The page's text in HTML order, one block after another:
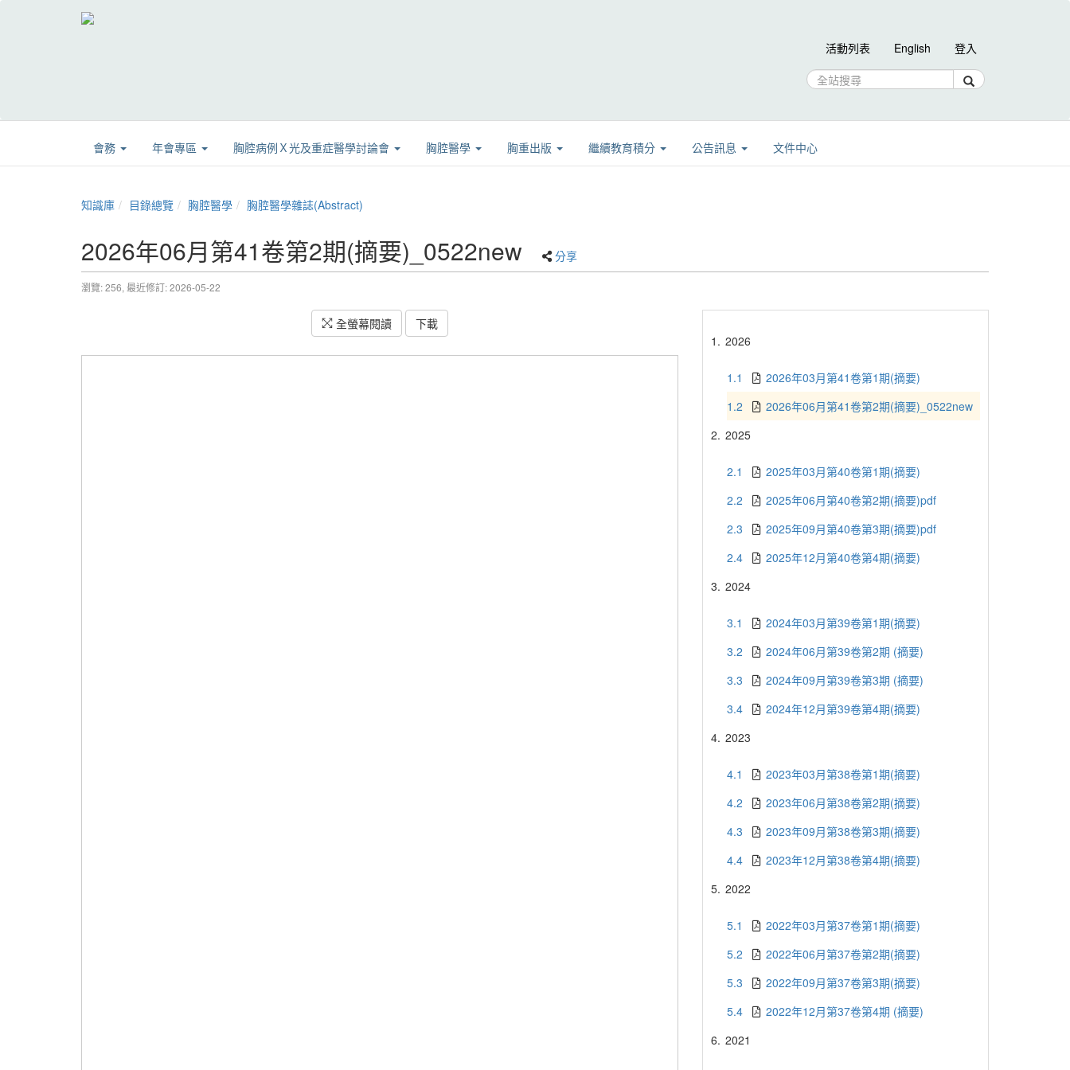
活動列表 English 登入
會務 年會專區 胸腔病例Ｘ光及重症醫學討論會 胸腔醫學 胸重出版 繼續教育積分 公告訊息 文件中心
知識庫 目錄總覽 胸腔醫學 胸腔醫學雜誌(Abstract)
2026年06月第41卷第2期(摘要)_0522new 分享
瀏覽: 256, 最近修訂: 2026-05-22
全螢幕閱讀 下載
1. 2026
1.1
2026年03月第41卷第1期(摘要)
1.2
2026年06月第41卷第2期(摘要)_0522new
2. 2025
2.1
2025年03月第40卷第1期(摘要)
2.2
2025年06月第40卷第2期(摘要)pdf
2.3
2025年09月第40卷第3期(摘要)pdf
2.4
2025年12月第40卷第4期(摘要)
3. 2024
3.1
2024年03月第39卷第1期(摘要)
3.2
2024年06月第39卷第2期 (摘要)
3.3
2024年09月第39卷第3期 (摘要)
3.4
2024年12月第39卷第4期(摘要)
4. 2023
4.1
2023年03月第38卷第1期(摘要)
4.2
2023年06月第38卷第2期(摘要)
4.3
2023年09月第38卷第3期(摘要)
4.4
2023年12月第38卷第4期(摘要)
5. 2022
5.1
2022年03月第37卷第1期(摘要)
5.2
2022年06月第37卷第2期(摘要)
5.3
2022年09月第37卷第3期(摘要)
5.4
2022年12月第37卷第4期 (摘要)
6. 2021